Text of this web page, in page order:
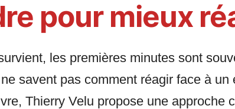
pour mieux
les premières minutes sont
savent pas comment réagir face à un
Thierry Velu propose une approche